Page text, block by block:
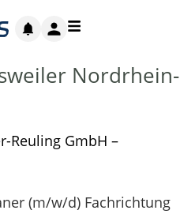
Nordrhein-
Reuling GmbH –
(m/w/d) Fachrichtung